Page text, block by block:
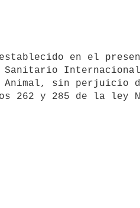
sin perjuicio
262 y 285 de la ley